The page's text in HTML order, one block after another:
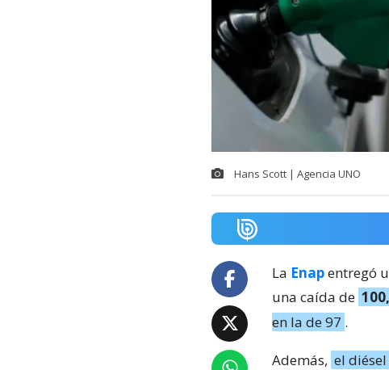
Hans Scott | Agencia UNO
La Enapentregó
una caída de
en la de 97 .
Además, el